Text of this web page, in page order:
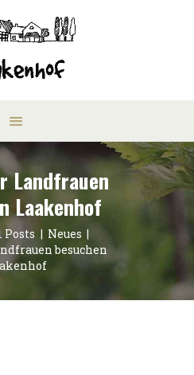
Landfrauen
Laakenhof
Neues
besuchen